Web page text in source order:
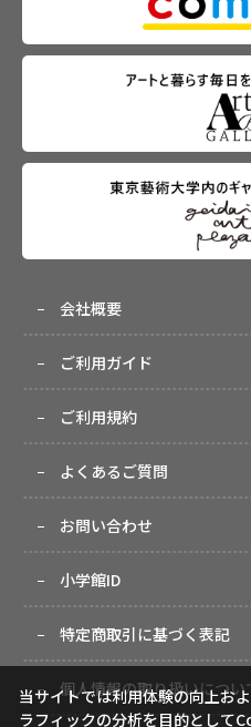
会社概要
ご利用ガイド
ご利用規約
よくあるご質問
お問い合わせ
小学館ID
特定商取引に基づく表記
個人情報の取り扱いについ
当サイトでは利用体験の向上お
ラフィックの分析を目的として